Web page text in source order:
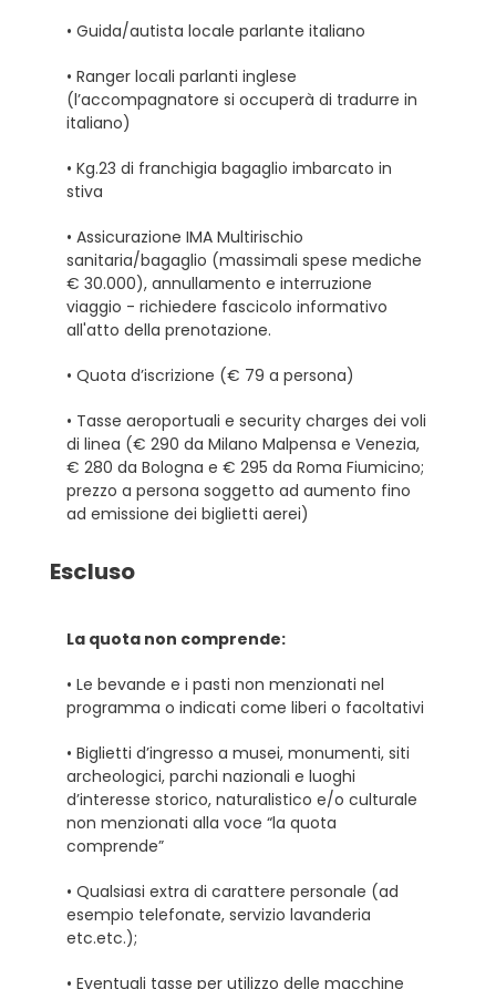
• Guida/autista locale parlante italiano
• Ranger locali parlanti inglese
(l’accompagnatore si occuperà di tradurre in
italiano)
• Kg.23 di franchigia bagaglio imbarcato in
stiva
• Assicurazione IMA Multirischio
sanitaria/bagaglio (massimali spese mediche
€ 30.000), annullamento e interruzione
viaggio - richiedere fascicolo informativo
all'atto della prenotazione.
• Quota d’iscrizione (€ 79 a persona)
• Tasse aeroportuali e security charges dei voli
di linea (€ 290 da Milano Malpensa e Venezia,
€ 280 da Bologna e € 295 da Roma Fiumicino;
prezzo a persona soggetto ad aumento fino
ad emissione dei biglietti aerei)
Escluso
La quota non comprende:
• Le bevande e i pasti non menzionati nel
programma o indicati come liberi o facoltativi
• Biglietti d’ingresso a musei, monumenti, siti
archeologici, parchi nazionali e luoghi
d’interesse storico, naturalistico e/o culturale
non menzionati alla voce “la quota
comprende”
• Qualsiasi extra di carattere personale (ad
esempio telefonate, servizio lavanderia
etc.etc.);
• Eventuali tasse per utilizzo delle macchine